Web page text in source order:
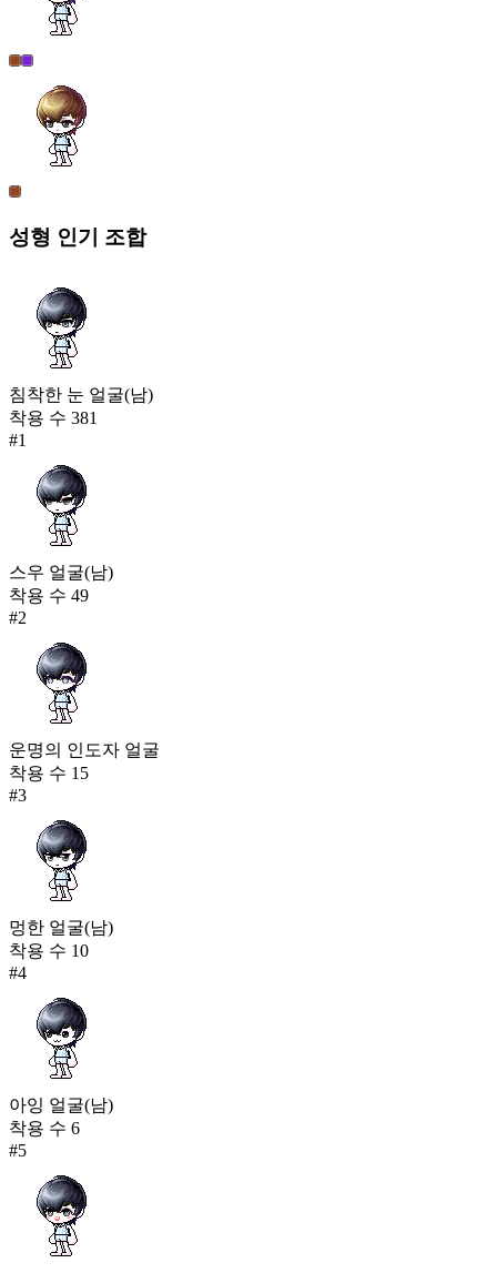
성형 인기 조합
침착한 눈 얼굴(남)
착용 수 381
#1
스우 얼굴(남)
착용 수 49
#2
운명의 인도자 얼굴
착용 수 15
#3
멍한 얼굴(남)
착용 수 10
#4
아잉 얼굴(남)
착용 수 6
#5